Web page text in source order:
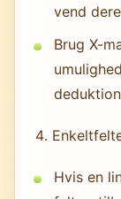
vend
Brug X-
Hvis en